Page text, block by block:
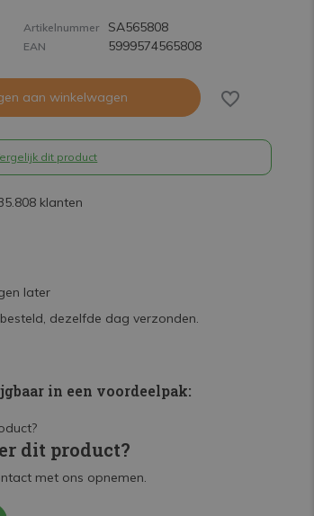
Artikelnummer SA565808
EAN 5999574565808
aan winkelwagen
dit product
klanten
later
dezelfde dag verzonden.
in een voordeelpak:
dit product?
met ons opnemen.